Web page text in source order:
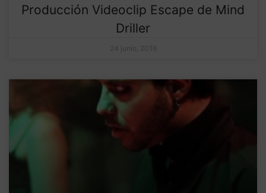
Producción Videoclip Escape de Mind
Driller
24 junio, 2016